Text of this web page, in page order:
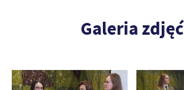
Galeria zdjęć